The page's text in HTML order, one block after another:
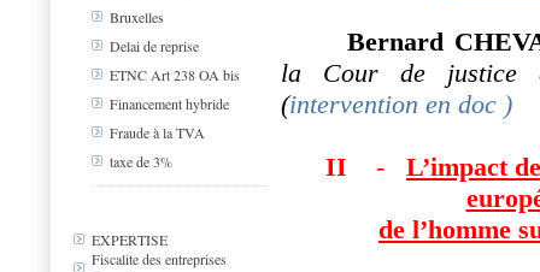
Bruxelles
Delai de reprise
ETNC Art 238 OA bis
Financement hybride
Fraude à la TVA
taxe de 3%
EXPERTISE
Fiscalite des entreprises
Bernard
la Cour de justice
(intervention en doc )
II -
L’impact
de l’homme